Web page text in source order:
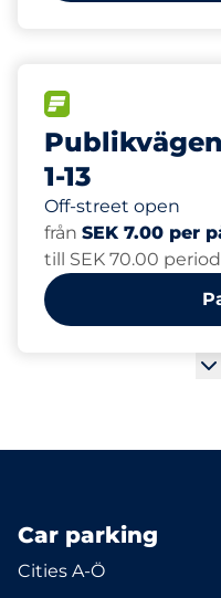
1-13
Off-street open
från SEK 7.00 per
till SEK 70.00
Car parking
Cities A-Ö